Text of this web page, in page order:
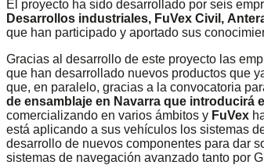
El proyecto ha sido desarrollado por seis
Desarrollos industriales, FuVex Civil,
que han participado y aportado sus
Gracias al desarrollo de este proyecto las
que han desarrollado nuevos productos que
que, en paralelo, gracias a la convocatoria
de ensamblaje en Navarra que introducirá
comercializando en varios ámbitos y FuVex
está aplicando a sus vehículos los sistemas
desarrollo de nuevos componentes para dar
sistemas de navegación avanzado tanto por